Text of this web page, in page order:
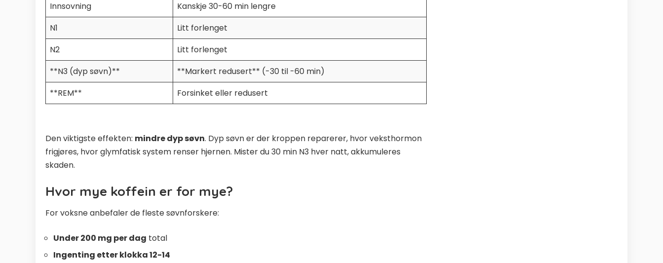
Innsovning
Kanskje 30-60 min lengre
N1
Litt forlenget
N2
Litt forlenget
**N3 (dyp søvn)**
**Markert redusert** (-30 til -60 min)
**REM**
Forsinket eller redusert
Den viktigste effekten: mindre dyp søvn. Dyp søvn er der kroppen reparerer, hvor veksthormon
frigjøres, hvorglymfatisk system renser hjernen. Mister du 30 min N3 hver natt, akkumuleres
skaden.
Hvor mye koffein er for mye?
For voksne anbefaler de fleste søvnforskere:
Under 200 mg per dag total
Ingenting etter klokka 12-14